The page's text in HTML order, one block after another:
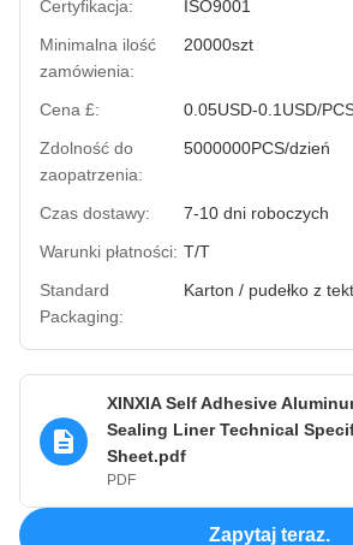
Certyfikacja:
ISO9001
Minimalna ilość
zamówienia:
20000szt
Cena £:
0.05USD-0.1USD/
Zdolność do
zaopatrzenia:
5000000PCS/dzień
Czas dostawy:
7-10 dni roboczych
Warunki płatności: T/T
Standard
Packaging:
Karton / pudełko z
XINXIA Self Adhesive
Sealing Liner Technical
Sheet.pdf
PDF
Zapytaj teraz.